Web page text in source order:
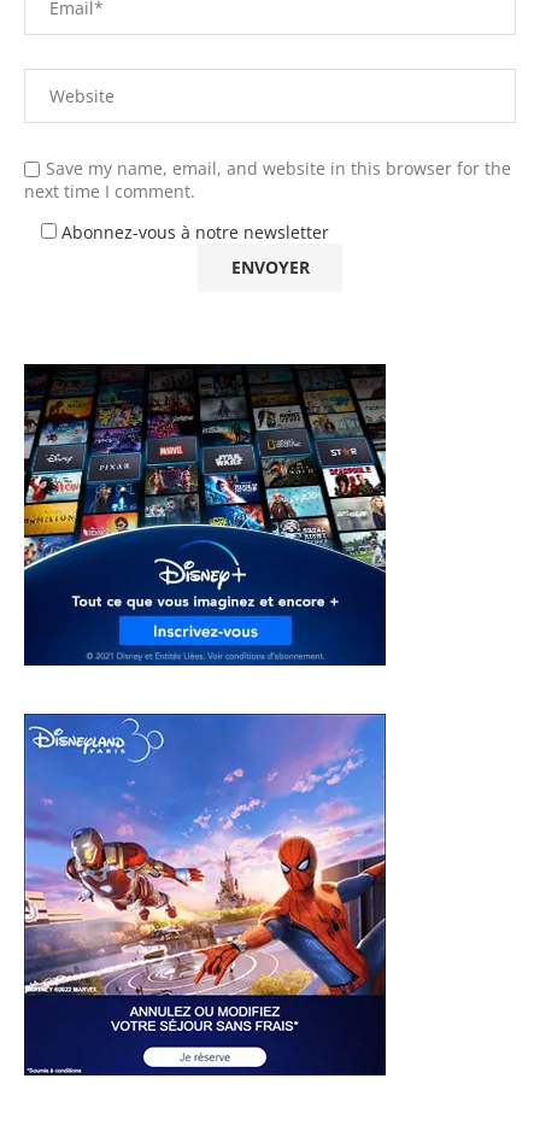
Save my name, email, and website in this browser for the
next time I comment.
Abonnez-vous à notre newsletter